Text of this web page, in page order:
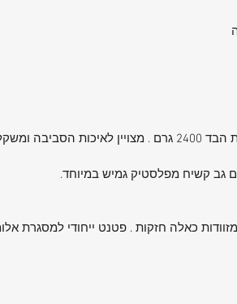
גב קשיח מפלסטיק גמיש במיוחד.
כאלה חזקות . פטנט ייחודי למסגרת